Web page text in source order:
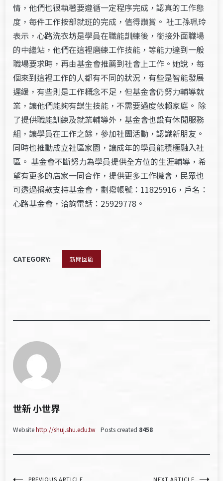
情，他們也很執著要遵循一定程序完成，認真的工作態
度，每件工作按部就班的完成，值得讚賞。 社工孫珮玲
表示，心路洗衣坊是學員在職能訓練後，銜接外面職場
的中繼站，他們在這裡磨練工作技能，等能力達到一般
職場要求時，再由基金會推薦到社會上工作。她說，每
個來到這裡工作的人都有不同的狀況，有些是智能發展
遲緩，有些則是工作概念不足，但基金會仍努力輔導就
業，讓他們能夠有謀生技能，不需要過度依賴家庭。 除
了提供職能訓練及就業輔導外，基金會也設有休閒服務
組，讓學員在工作之餘，參加社團活動，認識新朋友。
同時也推動成立社區家園，讓成年的學員能積極融入社
區。 基金會不斷努力為學員提供全方位的生涯輔導，希
望有更多的店家一同合作，提供更多工作機會，民眾也
可透過捐款支持基金會，劃撥帳號：11825916，戶名：
心路基金會，洽詢電話：25929778。
CATEGORY: 新聞回顧
世新 小世界
Websitehttp://shuj.shu.edu.tw Posts created 8458
PREVIOUS ARTICLE NEXT ARTICLE